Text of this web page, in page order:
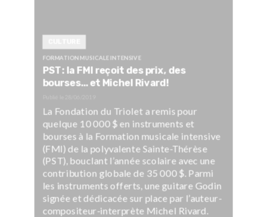
FORMATION MUSICALE INTENSIVE
PST: la FMI reçoit des prix, des
bourses… et Michel Rivard!
La Fondation du Triolet a remis pour
quelque 10 000 $ en instruments et
bourses à la Formation musicale intensive
(FMI) de la polyvalente Sainte-Thérèse
(PST), bouclant l’année scolaire avec une
contribution globale de 35 000 $. Parmi
les instruments offerts, une guitare Godin
signée et dédicacée sur place par l’auteur-
compositeur-interprète Michel Rivard.